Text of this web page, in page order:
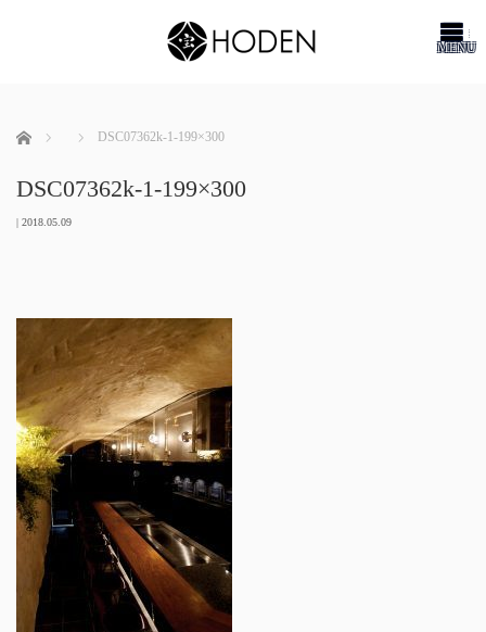
ホーム DSC07362k-1-199×300
DSC07362k-1-199×300
| 2018.05.09